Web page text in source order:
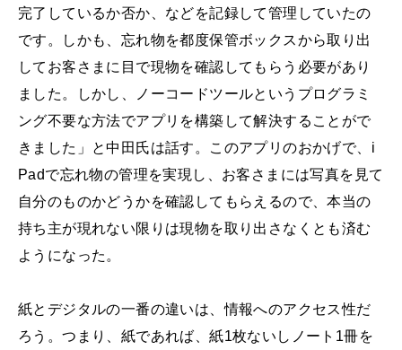
完了しているか否か、などを記録して管理していたの
です。しかも、忘れ物を都度保管ボックスから取り出
してお客さまに目で現物を確認してもらう必要があり
ました。しかし、ノーコードツールというプログラミ
ング不要な方法でアプリを構築して解決することがで
きました」と中田氏は話す。このアプリのおかげで、i
Padで忘れ物の管理を実現し、お客さまには写真を見て
自分のものかどうかを確認してもらえるので、本当の
持ち主が現れない限りは現物を取り出さなくとも済む
ようになった。
紙とデジタルの一番の違いは、情報へのアクセス性だ
ろう。つまり、紙であれば、紙1枚ないしノート1冊を